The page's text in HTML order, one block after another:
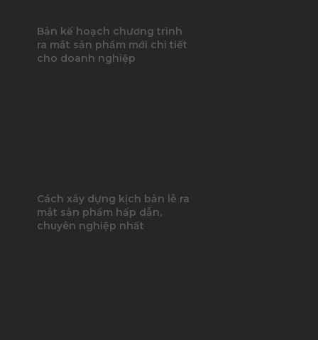
Bản kế hoạch chương trình
ra mắt sản phẩm mới chi tiết
cho doanh nghiệp
Cách xây dựng kịch bản lễ ra
mắt sản phẩm hấp dẫn,
chuyên nghiệp nhất